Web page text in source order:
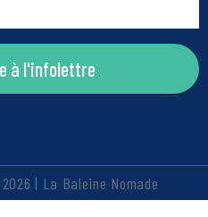
à l'infolettre
| La Baleine Nomade